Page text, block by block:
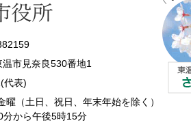
市見奈良530番地1
代表)
曜（土日、祝日、年末年始を除く）
分から午後5時15分